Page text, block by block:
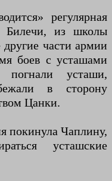
регулярная
Билечи, из школы
части армии
боев с усташами
погнали усташи,
в сторону
Цанки.
покинула Чаплину,
усташские